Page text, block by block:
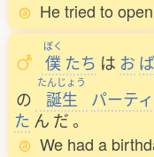
He tried to
ぼく
僕たち は お
の
たんじょう
誕生 パーテ
た ん だ。
We had a